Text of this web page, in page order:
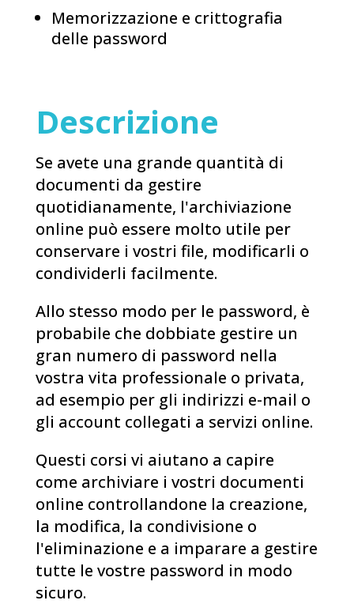
Memorizzazione e crittografia
delle password
Descrizione
Se avete una grande quantità di
documenti da gestire
quotidianamente, l'archiviazione
online può essere molto utile per
conservare i vostri file, modificarli o
condividerli facilmente.
Allo stesso modo per le password, è
probabile che dobbiate gestire un
gran numero di password nella
vostra vita professionale o privata,
ad esempio per gli indirizzi e-mail o
gli account collegati a servizi online.
Questi corsi vi aiutano a capire
come archiviare i vostri documenti
online controllandone la creazione,
la modifica, la condivisione o
l'eliminazione e a imparare a gestire
tutte le vostre password in modo
sicuro.